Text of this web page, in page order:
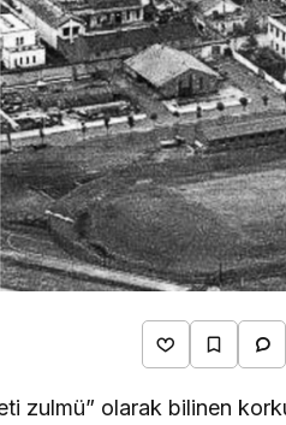
zulmü” olarak bilinen